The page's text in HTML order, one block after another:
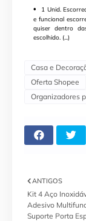
1 Unid.
e funcional
quiser dentro
escolhido. (...)
Casa e
Oferta Shopee
Organizadores
ANTIGOS
Kit 4 Aço
Adesivo
Suporte Porta